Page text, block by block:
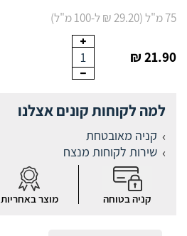
75 מ"ל (29.20 ₪ ל-100 מ"ל)
21.90 ₪
1
למה לקוחות קונים אצלנו
קניה מאובטחת
שירות לקוחות מנצח
קניה בטוחה מוצר באחריות